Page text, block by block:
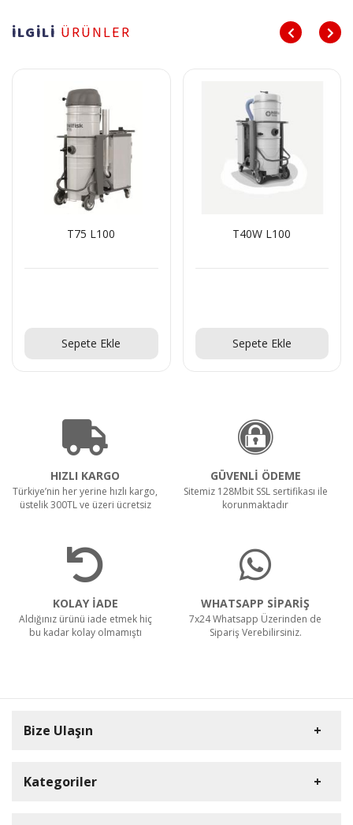
İLGİLİ ÜRÜNLER
T40W L100
Sepete Ekle
T40 GU FM AU
Sepete Ekle
HIZLI KARGO
Türkiye’nin her yerine hızlı kargo,
üstelik 300TL ve üzeri ücretsiz
GÜVENLİ ÖDEME
Sitemiz 128Mbit SSL sertifikası ile
korunmaktadır
KOLAY İADE
Aldığınız ürünü iade etmek hiç
bu kadar kolay olmamıştı
WHATSAPP SİPARİŞ
7x24 Whatsapp Üzerinden de
Sipariş Verebilirsiniz.
Bize Ulaşın
Kategoriler